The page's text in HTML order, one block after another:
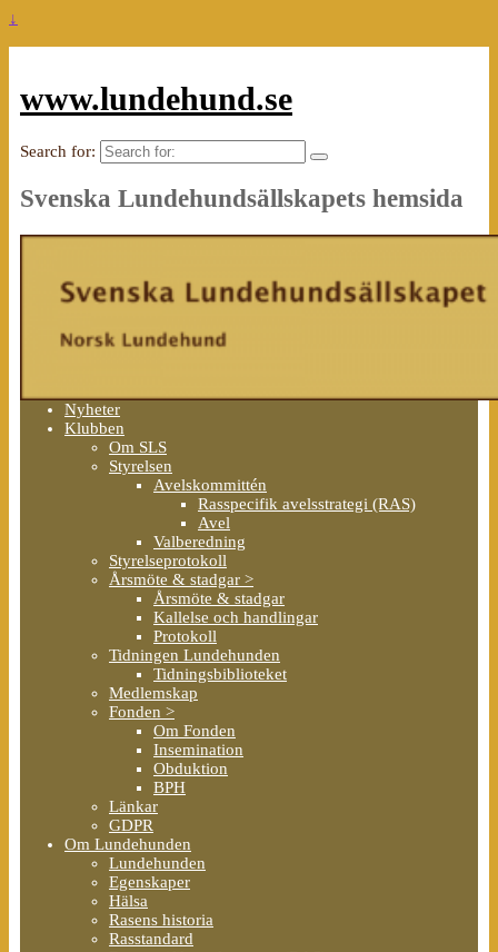
↓
www.lundehund.se
Search for:
Svenska Lundehundsällskapets hemsida
Nyheter
Klubben
Om SLS
Styrelsen
Avelskommittén
Rasspecifik avelsstrategi (RAS)
Avel
Valberedning
Styrelseprotokoll
Årsmöte & stadgar >
Årsmöte & stadgar
Kallelse och handlingar
Protokoll
Tidningen Lundehunden
Tidningsbiblioteket
Medlemskap
Fonden >
Om Fonden
Insemination
Obduktion
BPH
Länkar
GDPR
Om Lundehunden
Lundehunden
Egenskaper
Hälsa
Rasens historia
Rasstandard